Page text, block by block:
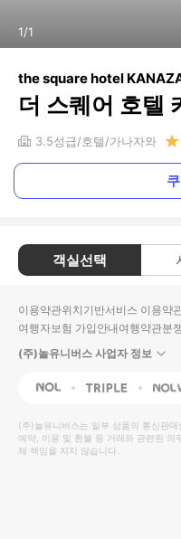
1/1
the square hotel
더 스퀘어 호텔
3.5성급 호텔 가나자와
객실선택
이용약관위치기반서비스 이용약
여행자보험 가입안내여행약관분
(주)놀유니버스 사업자 정보
NOL Triple
(주)놀유니버스는 일부 상품의 통신판
예약, 이용 및 환불 등 거래와 관련된 의
체 책임을 지지 않습니다.